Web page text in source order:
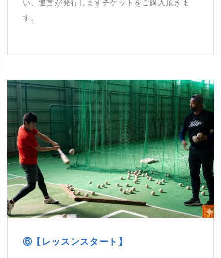
い、運営が発行しますチケットをご購入頂きま
す。
⑥【レッスンスタート】